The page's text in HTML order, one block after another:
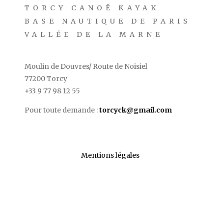
TORCY CANOË KAYAK
BASE NAUTIQUE DE PARIS
VALLÉE DE LA MARNE
Moulin de Douvres/ Route de Noisiel
77200 Torcy
+33 9 77 98 12 55
Pour toute demande :torcyck@gmail.com
Mentions légales